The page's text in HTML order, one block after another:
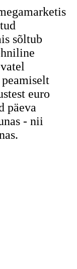
sõltub
euro
päeva
- nii